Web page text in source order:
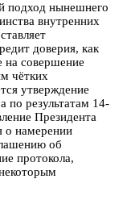
подход нынешнего
внутренних
доверия, как
совершение
чётких
утверждение
по результатам 14-
Президента
о намерении
об
протокола,